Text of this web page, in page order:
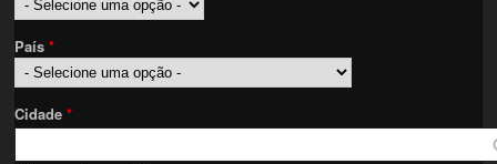
País*
Cidade*